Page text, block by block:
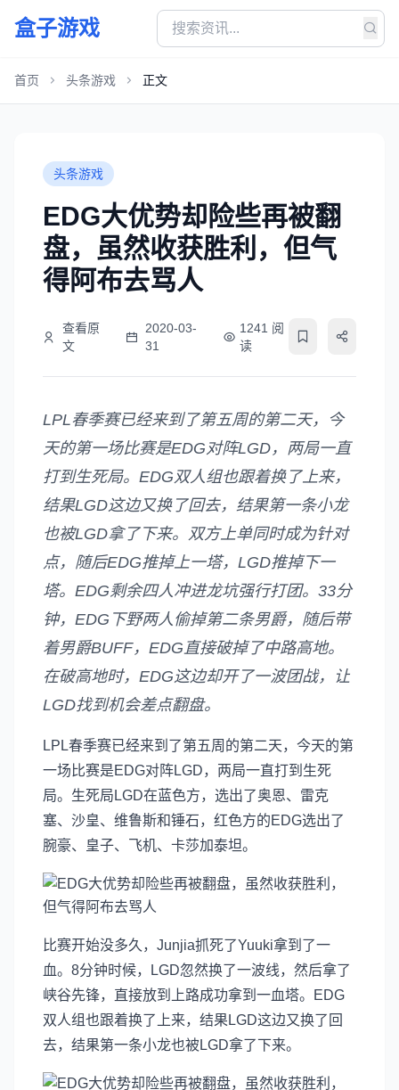
盒子游戏
首页 头条游戏 正文
头条游戏
EDG大优势却险些再被翻
盘，虽然收获胜利，但气
得阿布去骂人
查看原
文
2020-03-
31
1241 阅
读
LPL春季赛已经来到了第五周的第二天，今
天的第一场比赛是EDG对阵LGD，两局一直
打到生死局。EDG双人组也跟着换了上来，
结果LGD这边又换了回去，结果第一条小龙
也被LGD拿了下来。双方上单同时成为针对
点，随后EDG推掉上一塔，LGD推掉下一
塔。EDG剩余四人冲进龙坑强行打团。33分
钟，EDG下野两人偷掉第二条男爵，随后带
着男爵BUFF，EDG直接破掉了中路高地。
在破高地时，EDG这边却开了一波团战，让
LGD找到机会差点翻盘。
LPL春季赛已经来到了第五周的第二天，今天的第
一场比赛是EDG对阵LGD，两局一直打到生死
局。生死局LGD在蓝色方，选出了奥恩、雷克
塞、沙皇、维鲁斯和锤石，红色方的EDG选出了
腕豪、皇子、飞机、卡莎加泰坦。
比赛开始没多久，Junjia抓死了Yuuki拿到了一
血。8分钟时候，LGD忽然换了一波线，然后拿了
峡谷先锋，直接放到上路成功拿到一血塔。EDG
双人组也跟着换了上来，结果LGD这边又换了回
去，结果第一条小龙也被LGD拿了下来。